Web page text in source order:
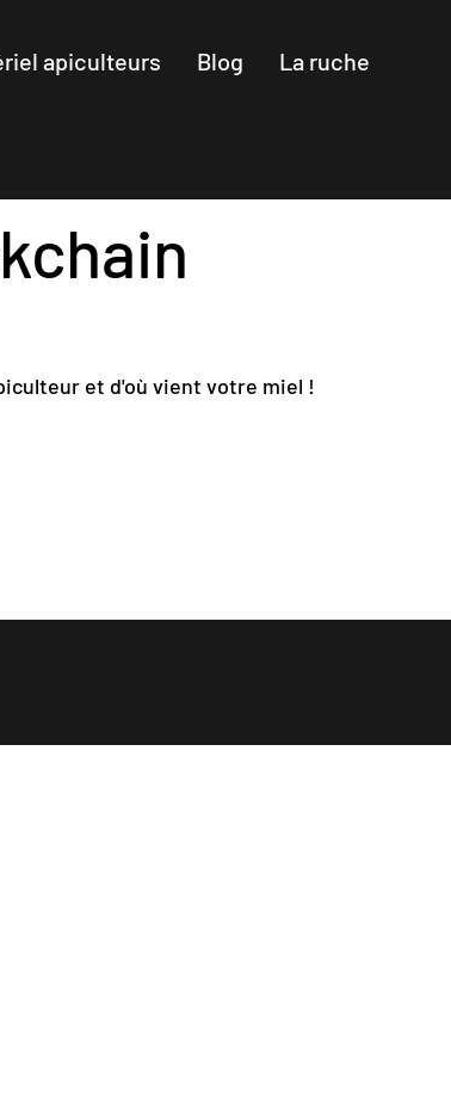
apiculteurs Blog La ruche
et d'où vient votre miel !